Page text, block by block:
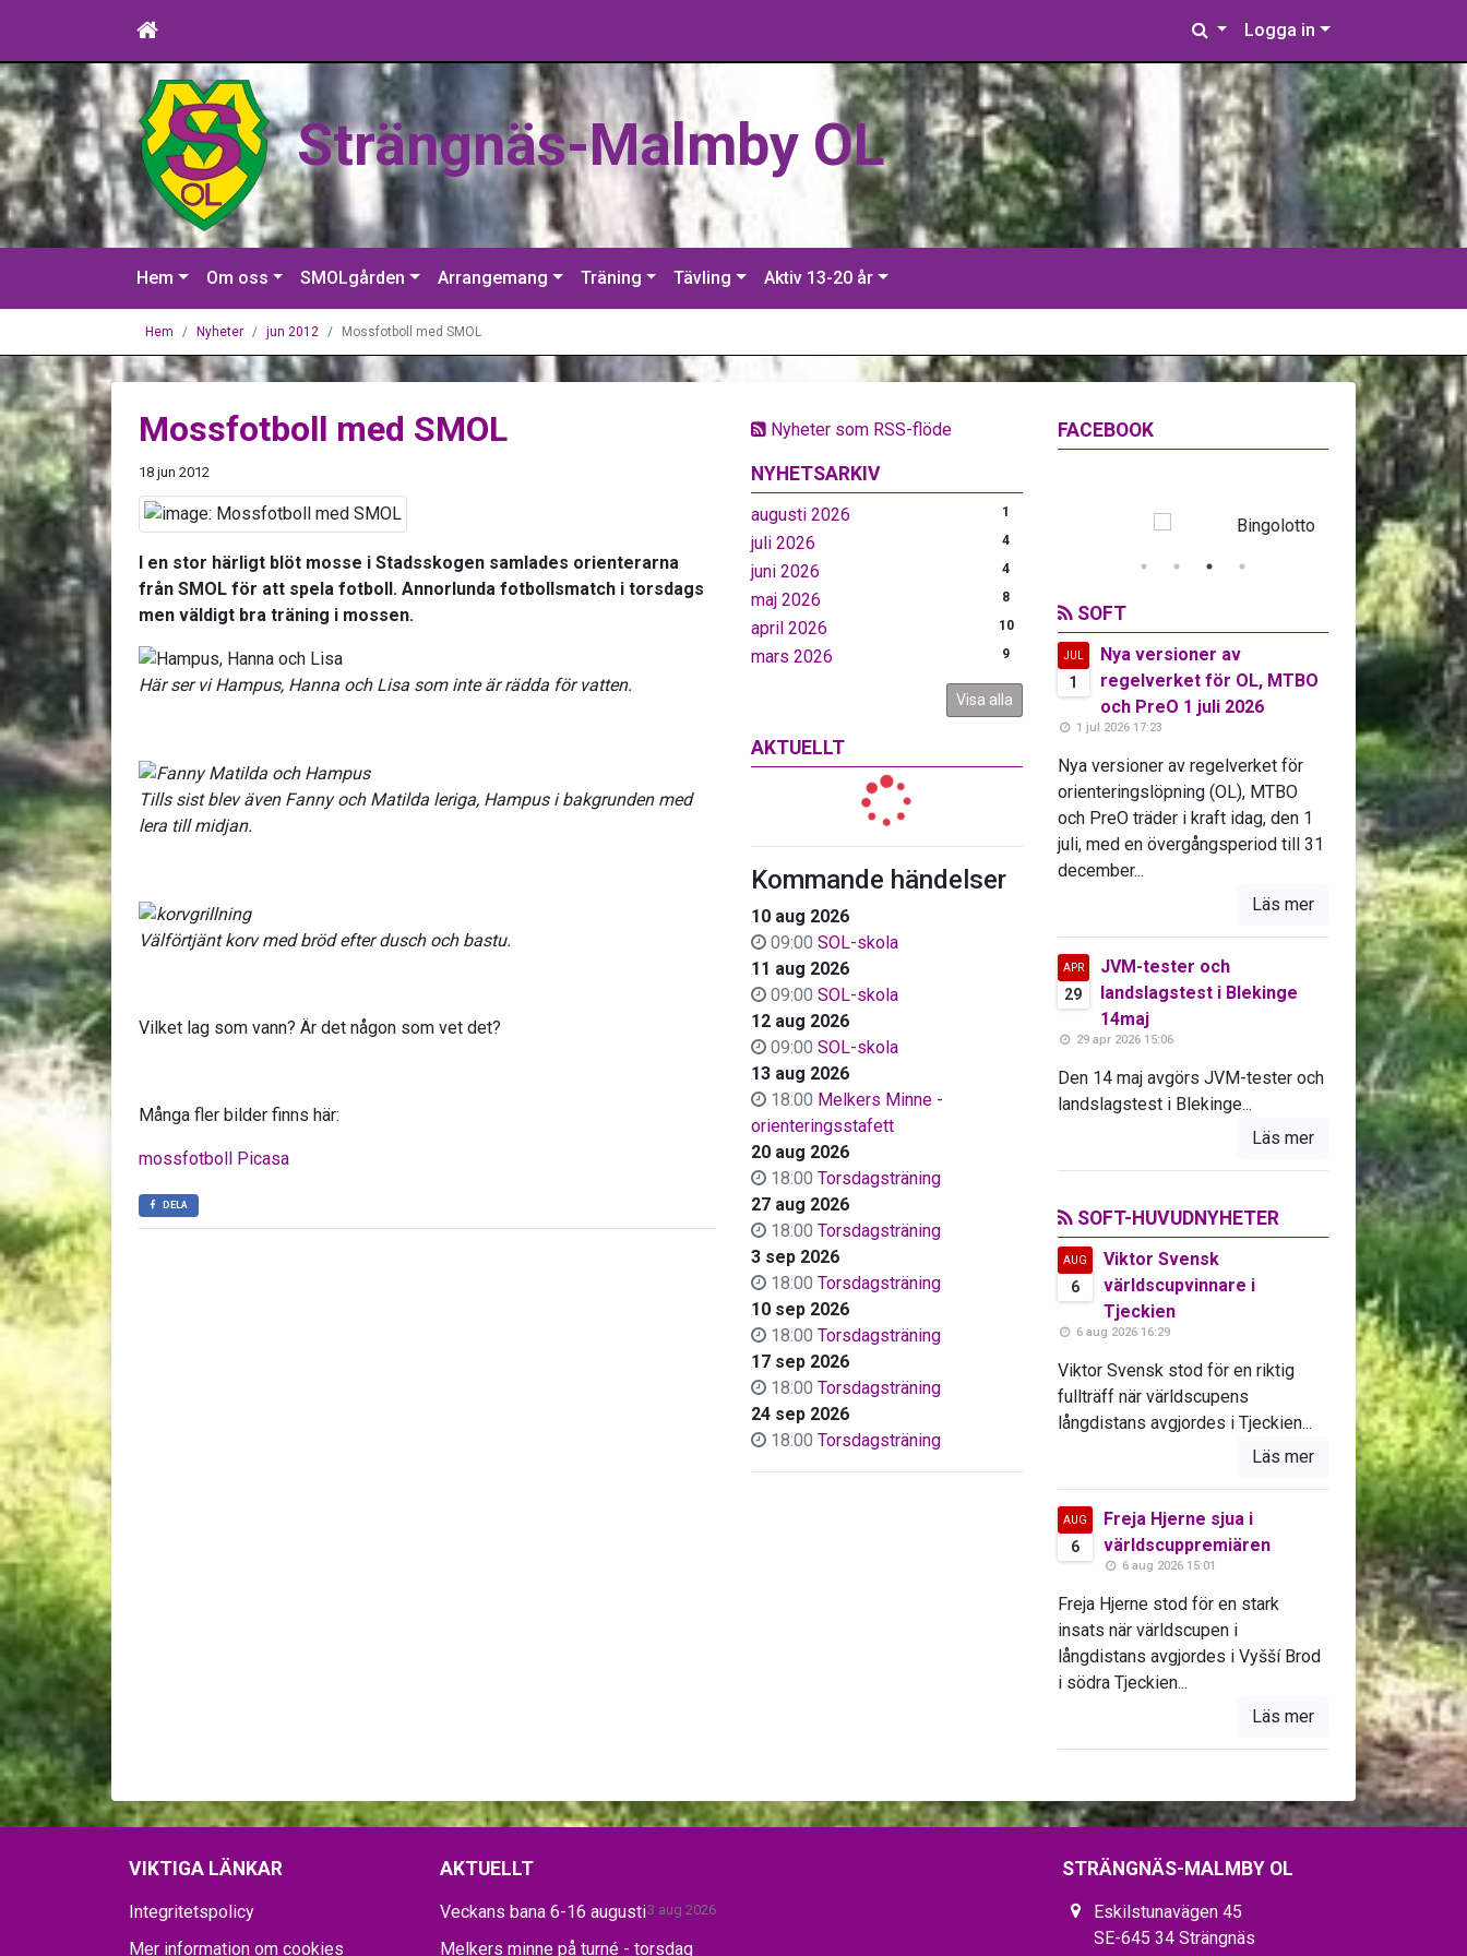
Logga in
Strängnäs-Malmby OL
Hem Om oss SMOLgården Arrangemang Träning Tävling Aktiv 13-20 år
Hem Nyheter jun 2012 Mossfotboll med SMOL
Nyheter som RSS-flöde
NYHETSARKIV
augusti 2026 1
juli 2026 4
juni 2026 4
maj 2026 8
april 2026 10
mars 2026 9
Visa alla
AKTUELLT
Kommande händelser
10 aug 2026
09:00 SOL-skola
11 aug 2026
09:00 SOL-skola
12 aug 2026
09:00 SOL-skola
13 aug 2026
18:00 Melkers Minne -
orienteringsstafett
20 aug 2026
18:00 Torsdagsträning
27 aug 2026
18:00 Torsdagsträning
3 sep 2026
18:00 Torsdagsträning
10 sep 2026
18:00 Torsdagsträning
17 sep 2026
18:00 Torsdagsträning
24 sep 2026
18:00 Torsdagsträning
Mossfotboll med SMOL
18 jun 2012
I en stor härligt blöt mosse i Stadsskogen samlades orienterarna
från SMOL för att spela fotboll. Annorlunda fotbollsmatch i torsdags
men väldigt bra träning i mossen.
Här ser vi Hampus, Hanna och Lisa som inte är rädda för vatten.
Tills sist blev även Fanny och Matilda leriga, Hampus i bakgrunden med
lera till midjan.
Välförtjänt korv med bröd efter dusch och bastu.
Vilket lag som vann? Är det någon som vet det?
Många fler bilder finns här:
mossfotboll Picasa
DELA
FACEBOOK
SOFT
JUL
1
Nya versioner av
regelverket för OL, MTBO
och PreO 1 juli 2026
1 jul 2026 17:23
Nya versioner av regelverket för
orienteringslöpning (OL), MTBO
och PreO träder i kraft idag, den 1
juli, med en övergångsperiod till 31
december...
Läs mer
APR
29
JVM-tester och
landslagstest i Blekinge
14maj
29 apr 2026 15:06
Den 14 maj avgörs JVM-tester och
landslagstest i Blekinge...
Läs mer
SOFT-HUVUDNYHETER
AUG
6
Viktor Svensk
världscupvinnare i
Tjeckien
6 aug 2026 16:29
Viktor Svensk stod för en riktig
fullträff när världscupens
långdistans avgjordes i Tjeckien...
Läs mer
AUG
6
Freja Hjerne sjua i
världscuppremiären
6 aug 2026 15:01
Freja Hjerne stod för en stark
insats när världscupen i
långdistans avgjordes i Vyšší Brod
i södra Tjeckien...
Läs mer
VIKTIGA LÄNKAR
Integritetspolicy
Mer information om cookies
AKTUELLT
Veckans bana 6-16 augusti3 aug 2026
Melkers minne på turné - torsdag
STRÄNGNÄS-MALMBY OL
Eskilstunavägen 45
SE-645 34 Strängnäs